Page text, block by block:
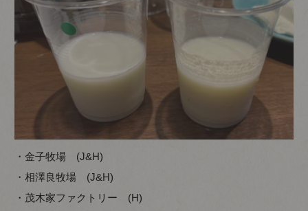
・金子牧場 (J&H)
・相澤良牧場 (J&H)
・茂木家ファクトリー (H)